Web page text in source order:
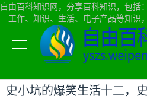
自由百科知识网，分享百科知识，包括
工作、知识、生活、电子产品等知识
当前位置：自由百科知识网首页>生
史小坑的爆笑生活十二，